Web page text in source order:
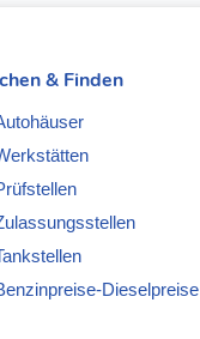
& Finden
Dieselpreise